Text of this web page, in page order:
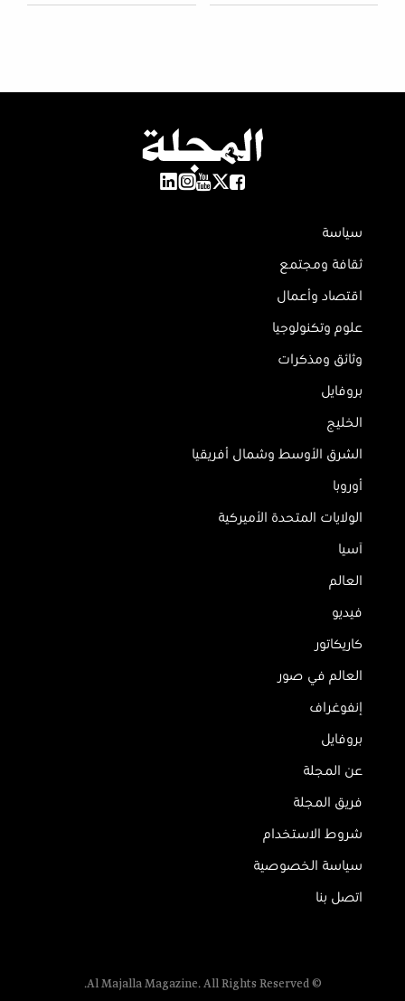
سياسة
ثقافة ومجتمع
اقتصاد وأعمال
علوم وتكنولوجيا
وثائق ومذكرات
بروفايل
الخليج
الشرق الأوسط وشمال أفريقيا
أوروبا
الولايات المتحدة الأميركية
آسيا
العالم
فيديو
كاريكاتور
العالم في صور
إنفوغراف
بروفايل
عن المجلة
فريق المجلة
شروط الاستخدام
سياسة الخصوصية
اتصل بنا
© Al Majalla Magazine. All Rights Reserved.